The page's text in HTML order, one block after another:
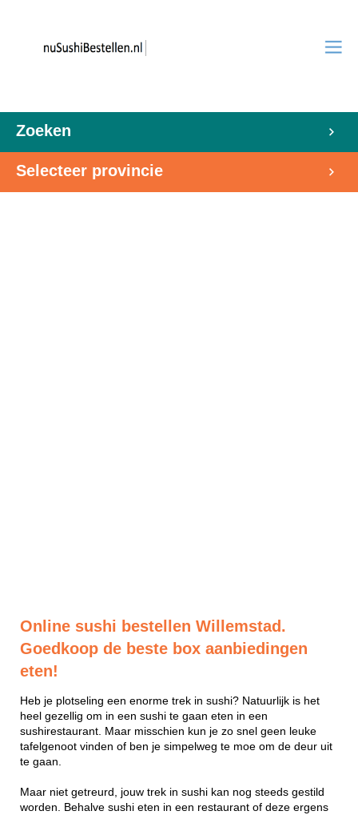
Zoeken
Selecteer provincie
Online sushi bestellen Willemstad.
Goedkoop de beste box aanbiedingen
eten!
Heb je plotseling een enorme trek in sushi? Natuurlijk is het
heel gezellig om in een sushi te gaan eten in een
sushirestaurant. Maar misschien kun je zo snel geen leuke
tafelgenoot vinden of ben je simpelweg te moe om de deur uit
te gaan.
Maar niet getreurd, jouw trek in sushi kan nog steeds gestild
worden. Behalve sushi eten in een restaurant of deze ergens